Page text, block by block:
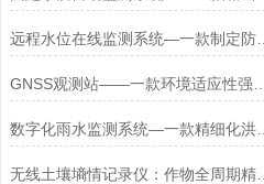
远程水位在线监测系统—一款制定防汛预案的河道水位监测系统厂家2025+派+送
数字化雨水监测系统—一款精细化洪水预报的雨水径流在线监测系统2025+派+送
无线土壤墒情记录仪：作物全周期精准管理的量化决策基石